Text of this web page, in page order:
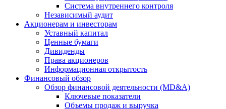
Система внутреннего контроля
Независимый аудит
Акционерам и инвесторам
Уставный капитал
Ценные бумаги
Дивиденды
Права акционеров
Информационная открытость
Финансовый обзор
Обзор финансовой деятельности (MD&A)
Ключевые показатели
Объемы продаж и выручка